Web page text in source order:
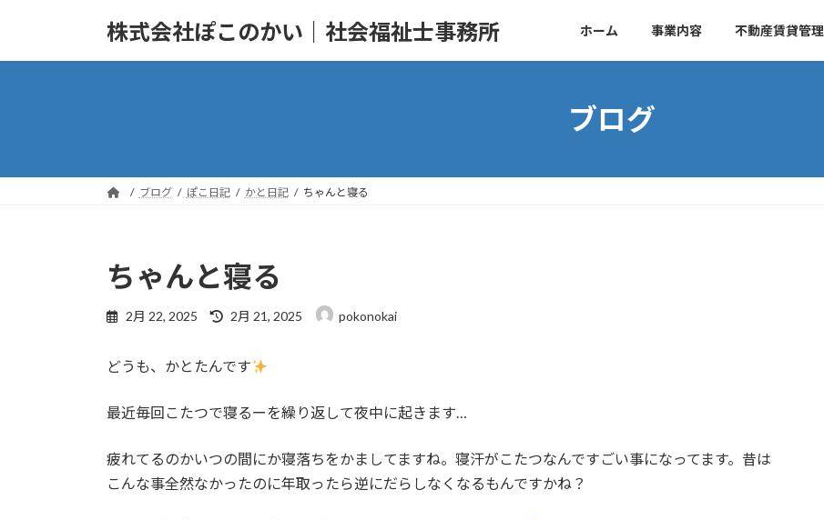
株式会社ぽこのかい｜社会福祉士事務所 ホーム 事業内容 不動産賃貸管理
ブログ
ブログ ぽこ日記 かと日記 ちゃんと寝る
ちゃんと寝る
2月 22, 2025
最
新
時
:
2月 21, 2025 pokonokai
どうも、かとたんです
最近毎回こたつで寝るーを繰り返して夜中に起きます…
疲れてるのかいつの間にか寝落ちをかましてますね。寝汗がこたつなんですごい事になってます。昔は
こんな事全然なかったのに年取ったら逆にだらしなくなるもんですかね？